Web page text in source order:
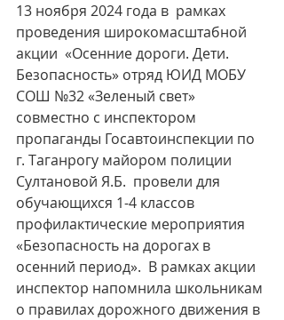
13 ноября 2024 года в  рамках
проведения широкомасштабной
акции  «Осенние дороги. Дети.
Безопасность» отряд ЮИД МОБУ
СОШ №32 «Зеленый свет»
совместно с инспектором
пропаганды Госавтоинспекции по
г. Таганрогу майором полиции
Султановой Я.Б.  провели для
обучающихся 1-4 классов
профилактические мероприятия
«Безопасность на дорогах в
осенний период».  В рамках акции
инспектор напомнила школьникам
о правилах дорожного движения в